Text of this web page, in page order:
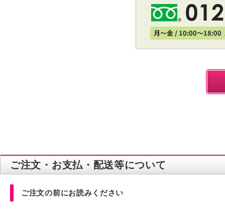
ご注文・お支払・配送等について
ご注文の前にお読みください